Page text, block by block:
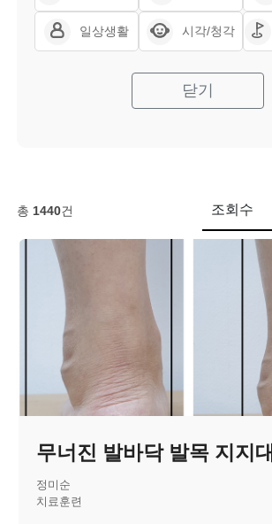
일상생활 시각/청각
닫기
총 1440건 조회수
무너진 발바닥 발목 지지대
정미순
치료훈련